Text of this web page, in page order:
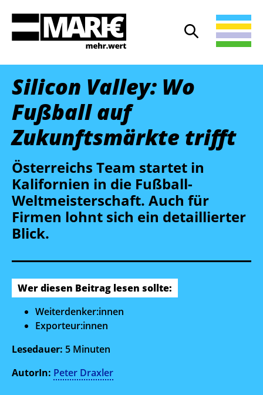
Suche öffnen
Suche
Silicon Valley: Wo
Fußball auf
Zukunftsmärkte trifft
Österreichs Team startet in
Kalifornien in die Fußball-
Weltmeisterschaft. Auch für
Firmen lohnt sich ein detaillierter
Blick.
Wer diesen Beitrag lesen sollte:
Weiterdenker:innen
Exporteur:innen
Lesedauer: 5 Minuten
AutorIn: Peter Draxler